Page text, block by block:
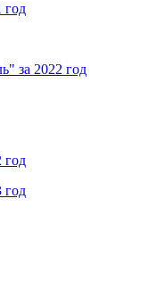
год
за 2022 год
год
год